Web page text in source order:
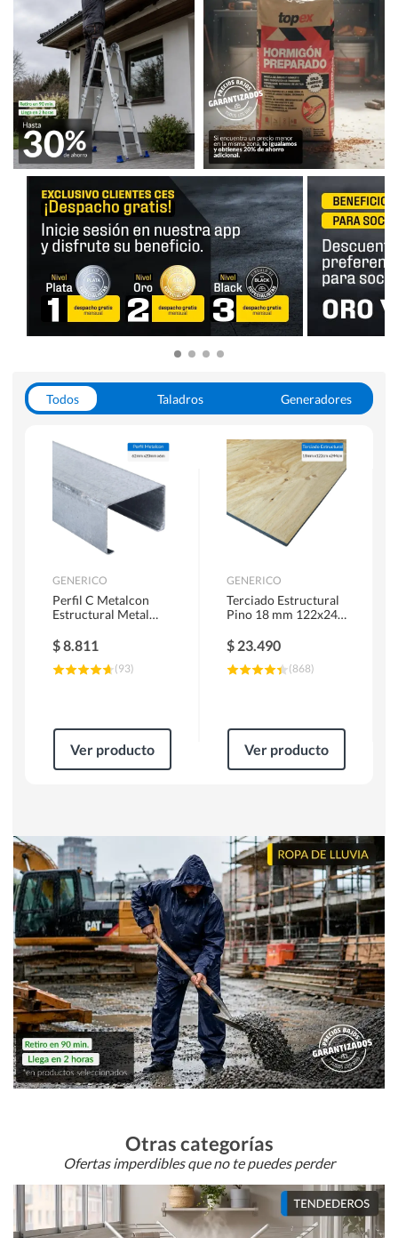
Todos Taladros
Generadores
Herramientas Manuales
Sierras Circulares
GENERICO
Perfil C Metalcon
Estructural Metal
$8.811
(93)
Ver producto
GENERICO
Terciado Estructural
Pino 18 mm 122x244
$ 23.490
(868)
Ver producto
Otras categorías
Ofertas imperdibles que no te puedes perder